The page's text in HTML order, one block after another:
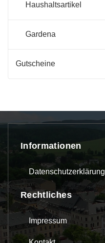
Haushaltsartikel
Gardena
Gutscheine
Informationen
Datenschutzerklärung
Rechtliches
Impressum